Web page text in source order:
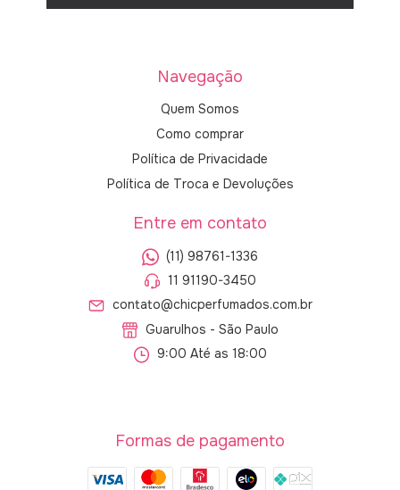
Navegação
Quem Somos
Como comprar
Política de Privacidade
Política de Troca e Devoluções
Entre em contato
(11) 98761-1336
11 91190-3450
contato@chicperfumados.com.br
Guarulhos - São Paulo
9:00 Até as 18:00
Formas de pagamento